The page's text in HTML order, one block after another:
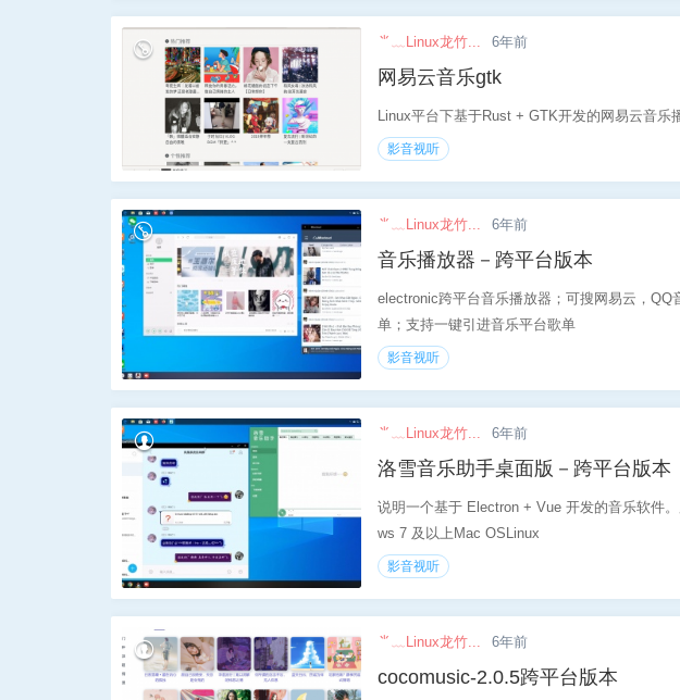
⺌﹏Linux龙竹... 6年前
网易云音乐gtk
Linux平台下基于Rust + GTK开发的网易云音乐
影音视听
⺌﹏Linux龙竹... 6年前
音乐播放器－跨平台版本
electronic跨平台音乐播放器；可搜网易云，
单；支持一键引进音乐平台歌单
影音视听
⺌﹏Linux龙竹... 6年前
洛雪音乐助手桌面版－跨平台版本
说明一个基于 Electron + Vue 开发的音乐软件
ws 7 及以上Mac OSLinux
影音视听
⺌﹏Linux龙竹... 6年前
cocomusic-2.0.5跨平台版本